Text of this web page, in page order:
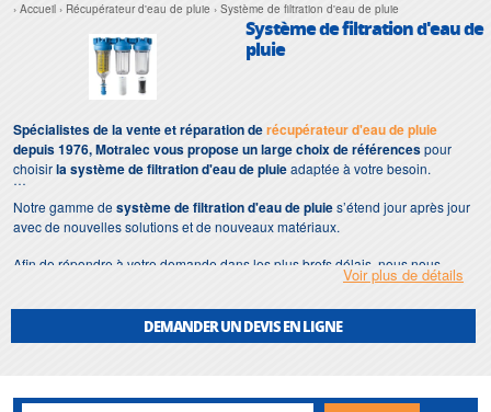
Accueil Récupérateur d'eau de pluie Système de filtration d'eau de pluie
Système de filtration d'eau de
pluie
Spécialistes de la vente et réparation derécupérateur d'eau de pluie
depuis 1976, Motralec vous propose un large choix de référencespour
choisirla système de filtration d'eau de pluieadaptée à votre besoin.
Notre gamme desystème de filtration d'eau de pluies’étend jour après jour
avec de nouvelles solutions et de nouveaux matériaux.
Afin de répondre à votre demande dans les plus brefs délais, nous nous
système de filtration
Motralecmet également à votre disposition son service deréparationet
Nos interventions sur toute l'Ile de France suivant vos besoins et vos
Voir plus de détails
DEMANDER UN DEVIS EN LIGNE